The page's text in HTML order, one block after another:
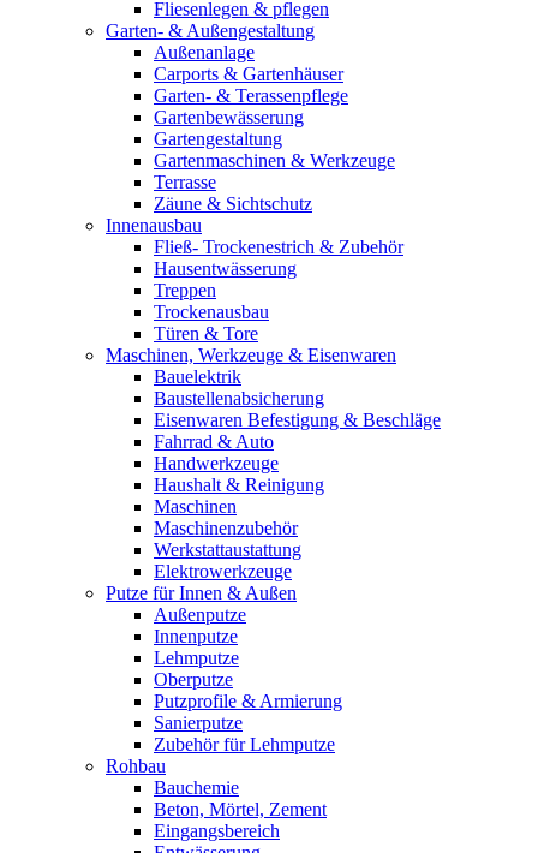
Fliesenlegen & pflegen
Garten- & Außengestaltung
Außenanlage
Carports & Gartenhäuser
Garten- & Terassenpflege
Gartenbewässerung
Gartengestaltung
Gartenmaschinen & Werkzeuge
Terrasse
Zäune & Sichtschutz
Innenausbau
Fließ- Trockenestrich & Zubehör
Hausentwässerung
Treppen
Trockenausbau
Türen & Tore
Maschinen, Werkzeuge & Eisenwaren
Bauelektrik
Baustellenabsicherung
Eisenwaren Befestigung & Beschläge
Fahrrad & Auto
Handwerkzeuge
Haushalt & Reinigung
Maschinen
Maschinenzubehör
Werkstattaustattung
Elektrowerkzeuge
Putze für Innen & Außen
Außenputze
Innenputze
Lehmputze
Oberputze
Putzprofile & Armierung
Sanierputze
Zubehör für Lehmputze
Rohbau
Bauchemie
Beton, Mörtel, Zement
Eingangsbereich